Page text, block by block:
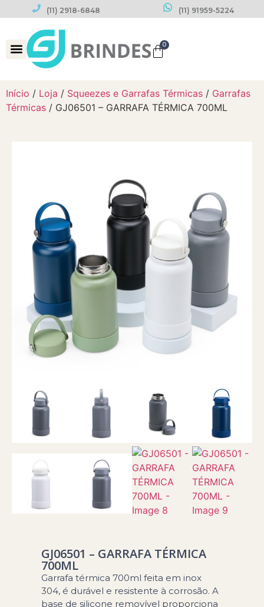
(11) 2918-6848 (11) 91959-5224
0
Início / Loja / Squeezes e Garrafas Térmicas / Garrafas
Térmicas / GJ06501 – GARRAFA TÉRMICA 700ML
GJ06501 – GARRAFA TÉRMICA
700ML
Garrafa térmica 700ml feita em inox
304, é durável e resistente à corrosão. A
base de silicone removível proporciona